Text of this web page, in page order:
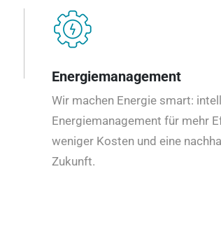
Energiemanagement
Wir machen Energie smart:
Energiemanagement für mehr
weniger Kosten und eine
Zukunft.